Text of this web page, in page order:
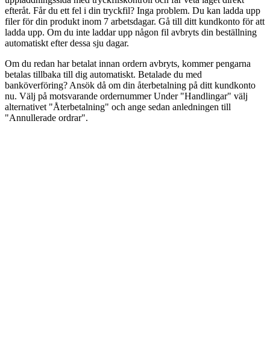
efteråt. Får du ett fel i din tryckfil? Inga problem. Du kan ladda upp
filer för din produkt inom 7 arbetsdagar. Gå till ditt kundkonto för att
ladda upp. Om du inte laddar upp någon fil avbryts din beställning
automatiskt efter dessa sju dagar.
Om du redan har betalat innan ordern avbryts, kommer pengarna
betalas tillbaka till dig automatiskt. Betalade du med
banköverföring? Ansök då om din återbetalning på ditt kundkonto
nu. Välj på motsvarande ordernummer Under "Handlingar" välj
alternativet "Återbetalning" och ange sedan anledningen till
"Annullerade ordrar".